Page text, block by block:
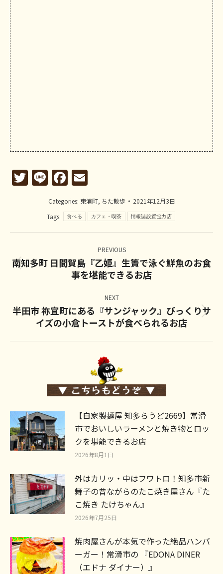
Twitter
LineFacebook
Categories: 東浦町, ちた散歩
2021年12月3日
Tags:
食べる カフェ・喫茶 情報誌設置協力店
navigation
PREVIOUS
Previous
post:
南知多町 日間賀島『乙姫』生簀で泳ぐ鮮魚のお食
事を堪能できるお店
NEXT
Next
post:
半田市 祢宜町にある『サンジャック』びっくりサ
イズの小倉トーストが食べられるお店
【自家製麺屋 知多らうど2669】常滑
市でおいしいラーメンと焼き物とロッ
クを堪能できるお店
2026年8月1日
外はカリッ・中はフワトロ！知多市新
舞子の昔ながらのたこ焼き屋さん『た
こ焼き たけちゃん』
2026年7月25日
焼肉屋さんが本気で作った絶品ハンバ
ーガー！常滑市の 『EDONA DINER
（エドナ ダイナー）』